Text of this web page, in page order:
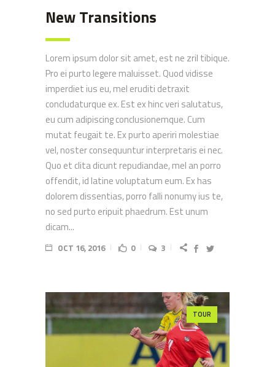
New Transitions
Lorem ipsum dolor sit amet, est ne zril tibique.
Pro ei purto legere maluisset. Quod vidisse
imperdiet ius eu, mel eruditi detraxit
concludaturque ex. Est ex hinc veri salutatus,
eu cum adipiscing conclusionemque. Cum
mutat feugait te. Ex purto aperiri molestiae
vel, noster consequuntur interpretaris ei nec.
Quo et clita dicunt repudiandae, mel an porro
offendit, id latine voluptatum eum. Ex has
dolorem dissentias, porro falli nonumy ius te,
no sed purto eripuit phaedrum. Est unum
dicam...
OCT 16, 2016 0 3
TOUR